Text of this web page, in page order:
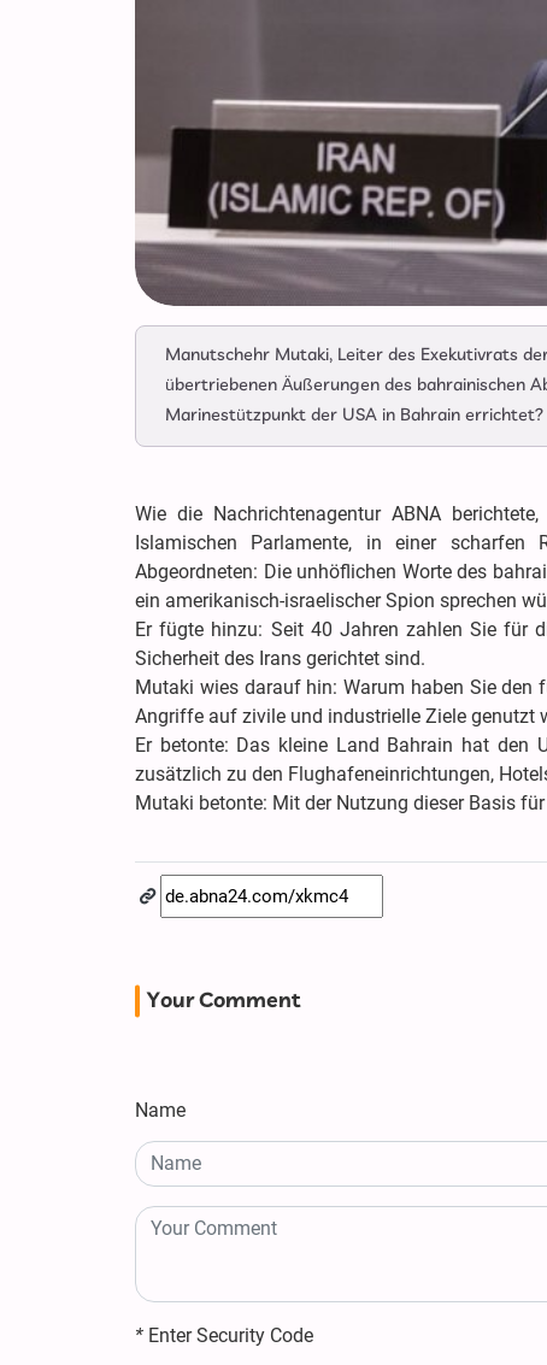
Manutschehr Mutaki, Leiter des Exekutivrats
übertriebenen Äußerungen des bahrainischen
Marinestützpunkt der USA in Bahrain errichtet?
Wie die Nachrichtenagentur ABNA
Islamischen Parlamente, in einer scharfen
Abgeordneten: Die unhöflichen Worte des
ein amerikanisch-israelischer Spion sprechen
Er fügte hinzu: Seit 40 Jahren zahlen Sie für
Sicherheit des Irans gerichtet sind.
Mutaki wies darauf hin: Warum haben Sie den
Angriffe auf zivile und industrielle Ziele genutzt
Er betonte: Das kleine Land Bahrain hat den
zusätzlich zu den Flughafeneinrichtungen,
Mutaki betonte: Mit der Nutzung dieser Basis
Your Comment
Name
* Enter Security Code